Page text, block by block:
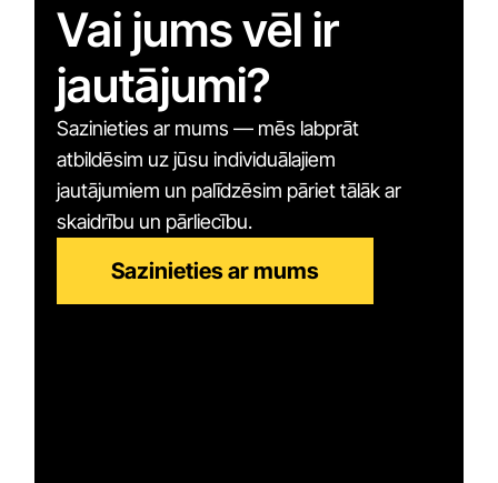
Vai jums vēl ir
jautājumi?
Sazinieties ar mums — mēs labprāt
atbildēsim uz jūsu individuālajiem
jautājumiem un palīdzēsim pāriet tālāk ar
skaidrību un pārliecību.
Sazinieties ar mums